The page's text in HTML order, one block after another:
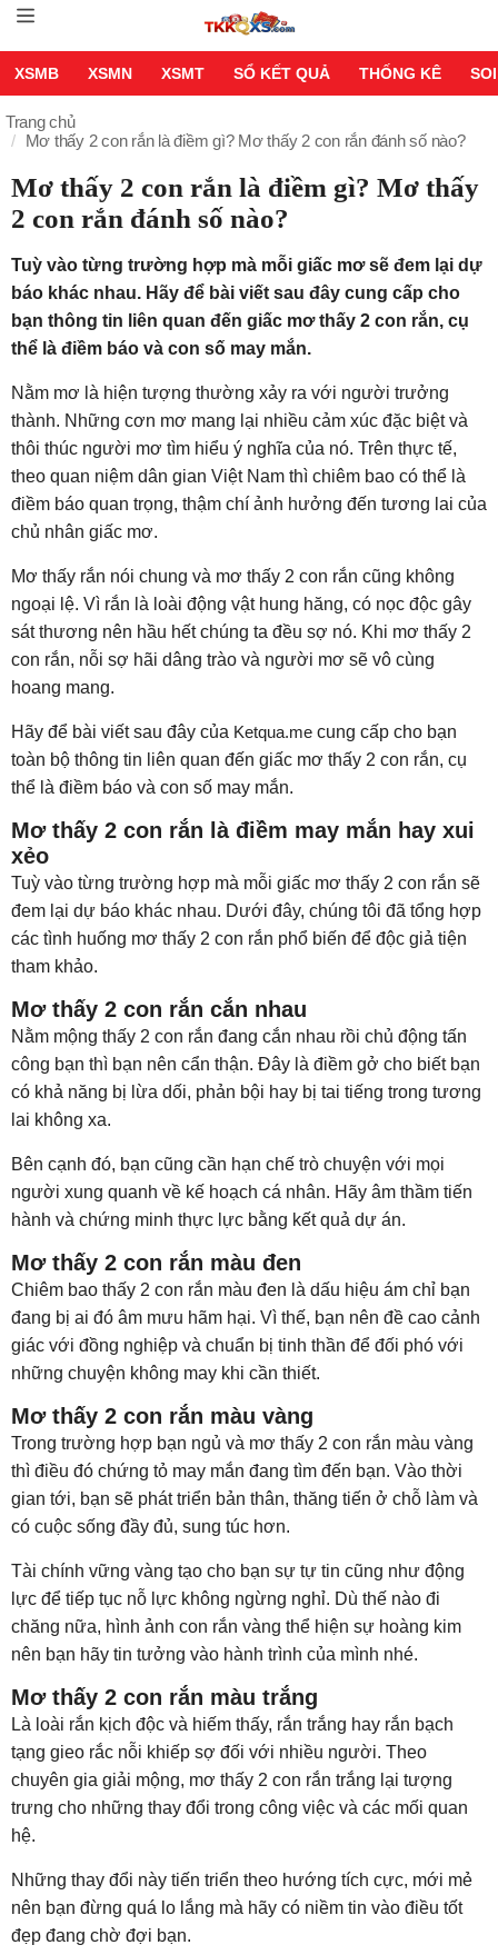
XSMB XSMN XSMT SỔ KẾT QUẢ THỐNG KÊ
Trang chủ
Mơ thấy 2 con rắn là điềm gì? Mơ thấy 2 con rắn đánh số nào?
Mơ thấy 2 con rắn là điềm gì? Mơ thấy
2 con rắn đánh số nào?
Tuỳ vào từng trường hợp mà mỗi giấc mơ sẽ đem lại dự
báo khác nhau. Hãy để bài viết sau đây cung cấp cho
bạn thông tin liên quan đến giấc mơ thấy 2 con rắn, cụ
thể là điềm báo và con số may mắn.
Nằm mơ là hiện tượng thường xảy ra với người trưởng
thành. Những cơn mơ mang lại nhiều cảm xúc đặc biệt và
thôi thúc người mơ tìm hiểu ý nghĩa của nó. Trên thực tế,
theo quan niệm dân gian Việt Nam thì chiêm bao có thể là
điềm báo quan trọng, thậm chí ảnh hưởng đến tương lai của
chủ nhân giấc mơ.
Mơ thấy rắn nói chung và mơ thấy 2 con rắn cũng không
ngoại lệ. Vì rắn là loài động vật hung hăng, có nọc độc gây
sát thương nên hầu hết chúng ta đều sợ nó. Khi mơ thấy 2
con rắn, nỗi sợ hãi dâng trào và người mơ sẽ vô cùng
hoang mang.
Hãy để bài viết sau đây của Ketqua.me cung cấp cho bạn
toàn bộ thông tin liên quan đến giấc mơ thấy 2 con rắn, cụ
thể là điềm báo và con số may mắn.
Mơ thấy 2 con rắn là điềm may mắn hay xui
xẻo
Tuỳ vào từng trường hợp mà mỗi giấc mơ thấy 2 con rắn sẽ
đem lại dự báo khác nhau. Dưới đây, chúng tôi đã tổng hợp
các tình huống mơ thấy 2 con rắn phổ biến để độc giả tiện
tham khảo.
Mơ thấy 2 con rắn cắn nhau
Nằm mộng thấy 2 con rắn đang cắn nhau rồi chủ động tấn
công bạn thì bạn nên cẩn thận. Đây là điềm gở cho biết bạn
có khả năng bị lừa dối, phản bội hay bị tai tiếng trong tương
lai không xa.
Bên cạnh đó, bạn cũng cần hạn chế trò chuyện với mọi
người xung quanh về kế hoạch cá nhân. Hãy âm thầm tiến
hành và chứng minh thực lực bằng kết quả dự án.
Mơ thấy 2 con rắn màu đen
Chiêm bao thấy 2 con rắn màu đen là dấu hiệu ám chỉ bạn
đang bị ai đó âm mưu hãm hại. Vì thế, bạn nên đề cao cảnh
giác với đồng nghiệp và chuẩn bị tinh thần để đối phó với
những chuyện không may khi cần thiết.
Mơ thấy 2 con rắn màu vàng
Trong trường hợp bạn ngủ và mơ thấy 2 con rắn màu vàng
thì điều đó chứng tỏ may mắn đang tìm đến bạn. Vào thời
gian tới, bạn sẽ phát triển bản thân, thăng tiến ở chỗ làm và
có cuộc sống đầy đủ, sung túc hơn.
Tài chính vững vàng tạo cho bạn sự tự tin cũng như động
lực để tiếp tục nỗ lực không ngừng nghỉ. Dù thế nào đi
chăng nữa, hình ảnh con rắn vàng thể hiện sự hoàng kim
nên bạn hãy tin tưởng vào hành trình của mình nhé.
Mơ thấy 2 con rắn màu trắng
Là loài rắn kịch độc và hiếm thấy, rắn trắng hay rắn bạch
tạng gieo rắc nỗi khiếp sợ đối với nhiều người. Theo
chuyên gia giải mộng, mơ thấy 2 con rắn trắng lại tượng
trưng cho những thay đổi trong công việc và các mối quan
hệ.
Những thay đổi này tiến triển theo hướng tích cực, mới mẻ
nên bạn đừng quá lo lắng mà hãy có niềm tin vào điều tốt
đẹp đang chờ đợi bạn.